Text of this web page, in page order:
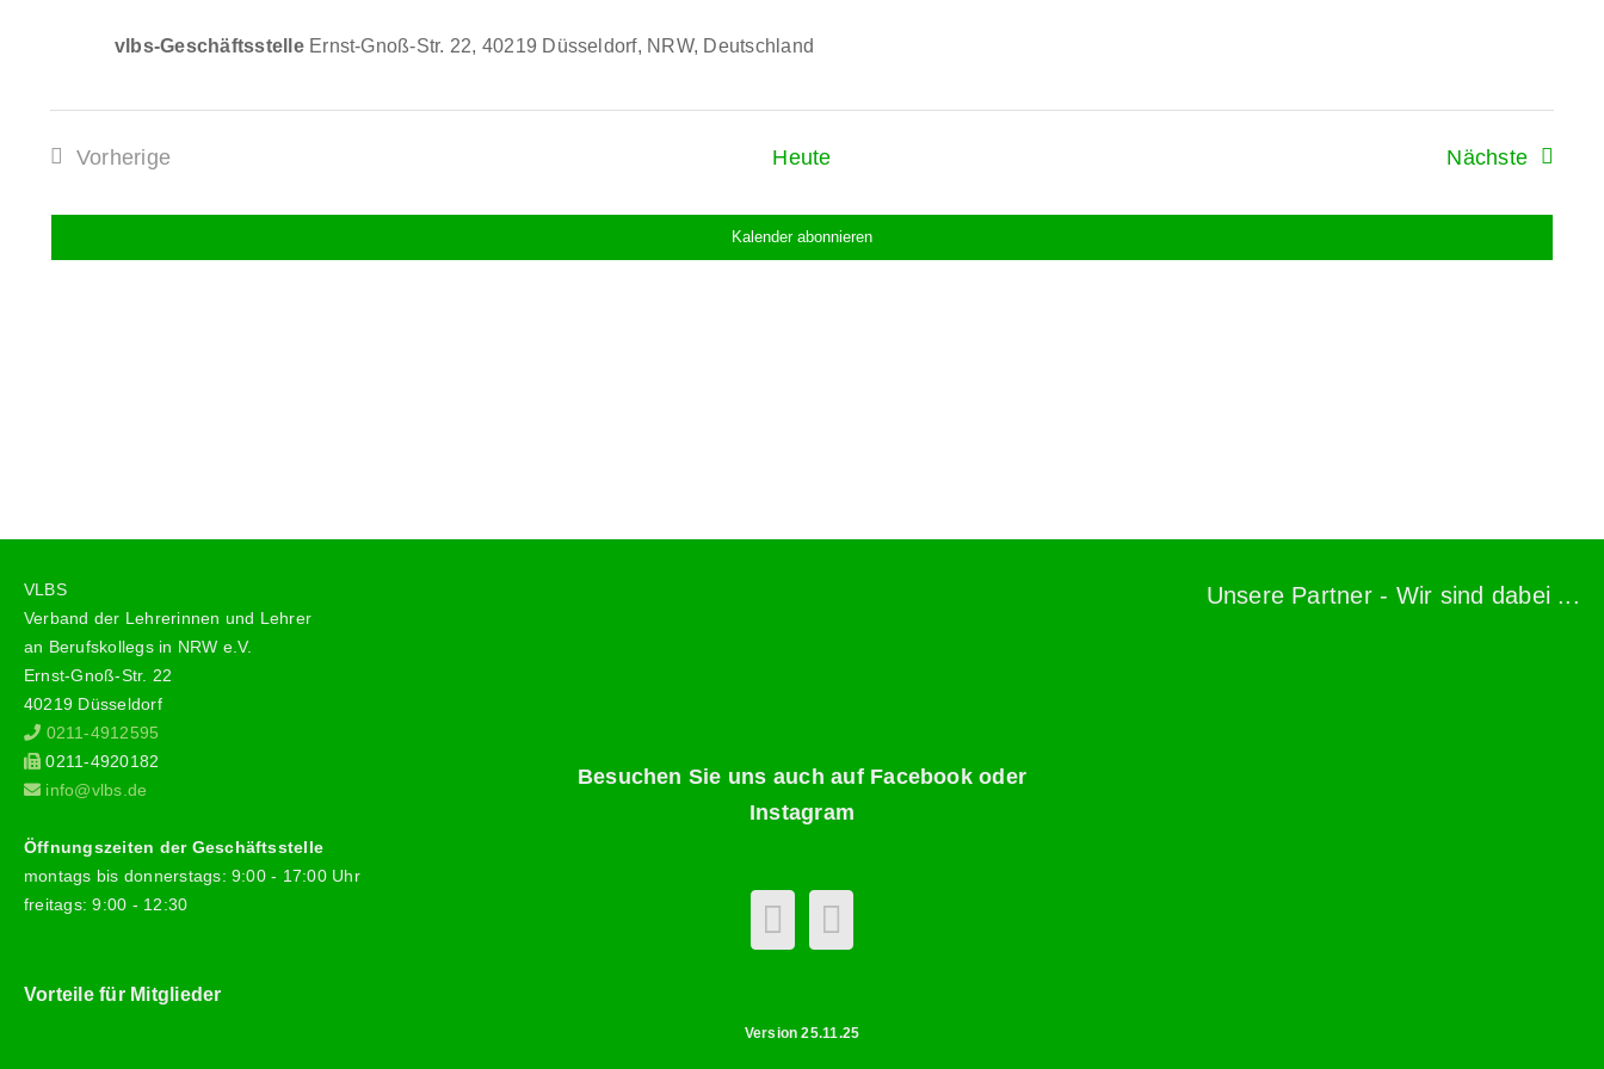
vlbs-Geschäftsstelle Ernst-Gnoß-Str. 22, 40219 Düsseldorf, NRW, Deutschland
Vorherige
Heute Nächste
Kalender abonnieren
VLBS
Verband der Lehrerinnen und Lehrer
an Berufskollegs in NRW e.V.
Ernst-Gnoß-Str. 22
40219 Düsseldorf
0211-4912595
0211-4920182
info@vlbs.de
Öffnungszeiten der Geschäftsstelle
montags bis donnerstags: 9:00 - 17:00 Uhr
freitags: 9:00 - 12:30
Vorteile für Mitglieder
Besuchen Sie uns auch auf Facebook oder
Instagram
Version 25.11.25
Unsere Partner - Wir sind dabei ...